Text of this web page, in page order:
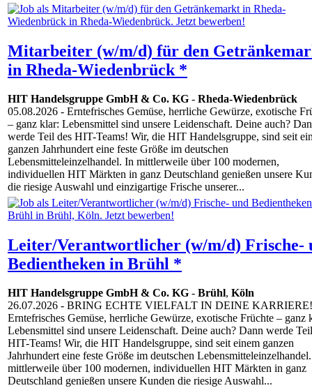
Mitarbeiter (w/m/d) für den
in Rheda-Wiedenbrück *
HIT Handelsgruppe GmbH & Co. KG - Rheda-Wiedenbrück
05.08.2026 - Erntefrisches Gemüse, herrliche Gewürze, exotische
– ganz klar: Lebensmittel sind unsere Leidenschaft. Deine auch?
werde Teil des HIT-Teams! Wir, die HIT Handelsgruppe, sind seit
ganzen Jahrhundert eine feste Größe im deutschen
Lebensmitteleinzelhandel. In mittlerweile über 100 modernen,
individuellen HIT Märkten in ganz Deutschland genießen unsere
die riesige Auswahl und einzigartige Frische unserer...
Leiter/Verantwortlicher (w/m/d) Frische-
Bedientheken in Brühl *
HIT Handelsgruppe GmbH & Co. KG - Brühl, Köln
26.07.2026 - BRING ECHTE VIELFALT IN DEINE KARRIERE!
Erntefrisches Gemüse, herrliche Gewürze, exotische Früchte – ganz
Lebensmittel sind unsere Leidenschaft. Deine auch? Dann werde
HIT-Teams! Wir, die HIT Handelsgruppe, sind seit einem ganzen
Jahrhundert eine feste Größe im deutschen
mittlerweile über 100 modernen, individuellen HIT Märkten in ganz
Deutschland genießen unsere Kunden die riesige Auswahl...